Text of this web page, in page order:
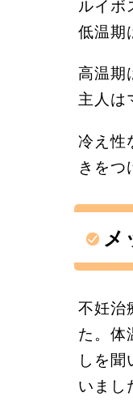
ルイボ
低温期
高温期
主人は
冷え性
きをつ
メ
不妊治
た。体
しを
いまし